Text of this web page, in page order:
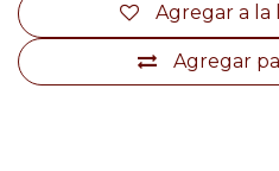
Agregar
Agregar a la